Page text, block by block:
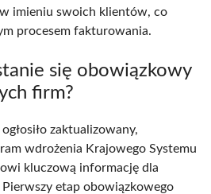
imieniu swoich klientów, co
procesem fakturowania.
się obowiązkowy
firm?
zaktualizowany,
wdrożenia Krajowego Systemu
kluczową informację dla
Pierwszy etap obowiązkowego